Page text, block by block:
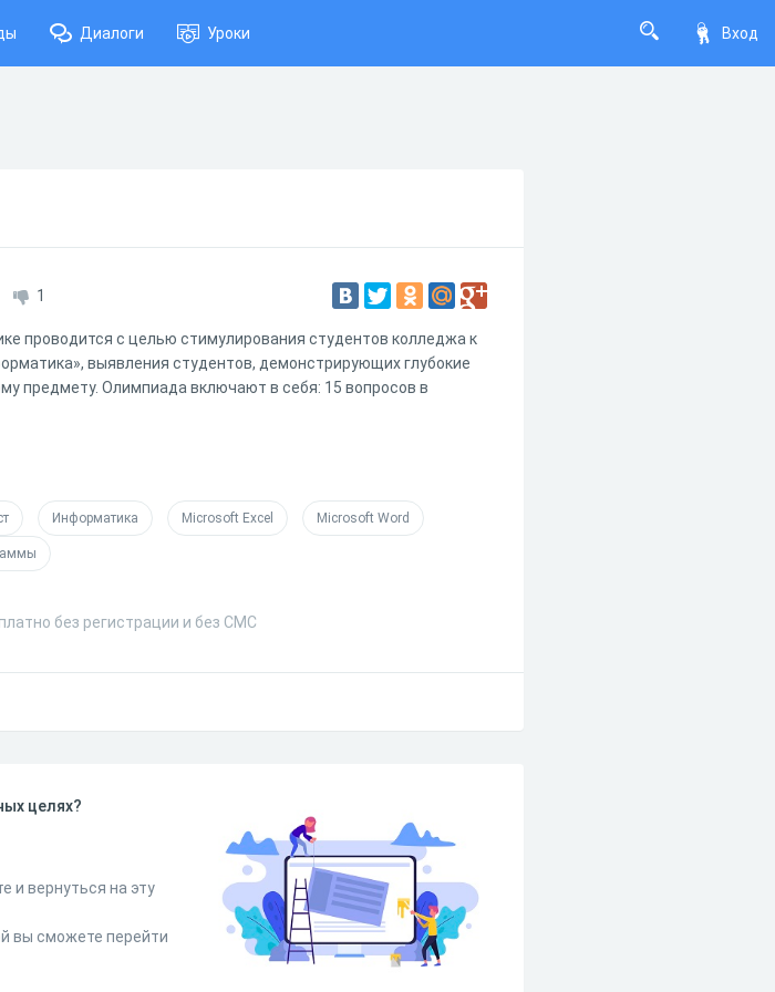
Вход
Диалоги Уроки
1
проводится с целью стимулирования студентов колледжа к
выявления студентов, демонстрирующих глубокие
предмету. Олимпиада включают в себя: 15 вопросов в
Информатика Microsoft Excel Microsoft Word
без регистрации и без СМС
целях?
и вернуться на эту
вы сможете перейти